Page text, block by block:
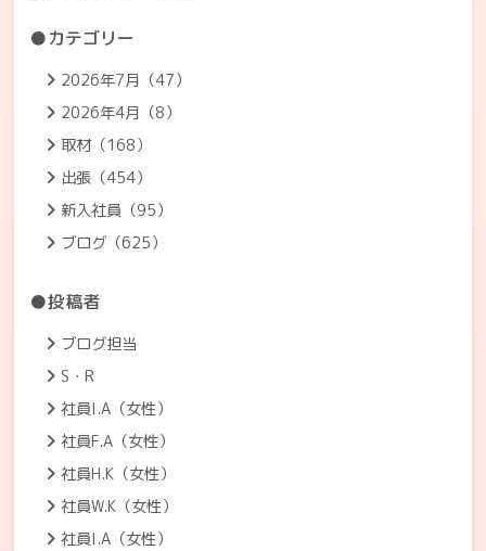
●カテゴリー
2026年7月（47）
2026年4月（8）
取材（168）
出張（454）
新入社員（95）
ブログ（625）
●投稿者
ブログ担当
S・R
社員I.A（女性）
社員F.A（女性）
社員H.K（女性）
社員W.K（女性）
社員I.A（女性）